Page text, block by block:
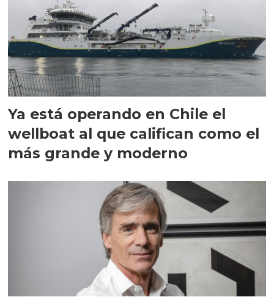
Ya está operando en Chile el
wellboat al que califican como el
más grande y moderno